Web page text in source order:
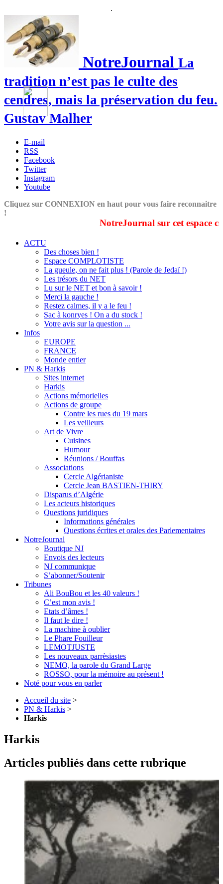
.
NotreJournal La
tradition n’est pas le culte des
cendres, mais la préservation du feu.
Gustav Malher
E-mail
RSS
Facebook
Twitter
Instagram
Youtube
Cliquez sur CONNEXION en haut pour vous faire reconnaitre
!
NotreJournal sur cet espace
ACTU
Des choses bien !
Espace COMPLOTISTE
La gueule, on ne fait plus ! (Parole de Jedaï !)
Les trésors du NET
Lu sur le NET et bon à savoir !
Merci la gauche !
Restez calmes, il y a le feu !
Sac à konryes ! On a du stock !
Votre avis sur la question ...
Infos
EUROPE
FRANCE
Monde entier
PN & Harkis
Sites internet
Harkis
Actions mémorielles
Actions de groupe
Contre les rues du 19 mars
Les veilleurs
Art de Vivre
Cuisines
Humour
Réunions / Bouffas
Associations
Cercle Algérianiste
Cercle Jean BASTIEN-THIRY
Disparus d’Algérie
Les acteurs historiques
Questions juridiques
Informations générales
Questions écrites et orales des Parlementaires
NotreJournal
Boutique NJ
Envois des lecteurs
NJ communique
S’abonner/Soutenir
Tribunes
Ali BouBou et les 40 valeurs !
C’est mon avis !
Etats d’âmes !
Il faut le dire !
La machine à oublier
Le Phare Fouilleur
LEMOTJUSTE
Les nouveaux parrèsiastes
NEMO, la parole du Grand Large
ROSSO, pour la mémoire au présent !
Noté pour vous en parler
Accueil du site >
PN & Harkis >
Harkis
Harkis
Articles publiés dans cette rubrique